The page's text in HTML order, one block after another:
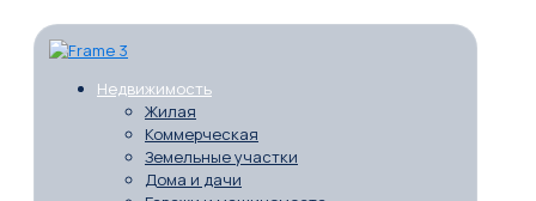
Недвижимость
Жилая
Коммерческая
Земельные участки
Дома и дачи